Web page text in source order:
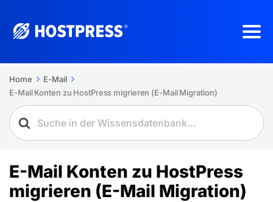
Home
E-Mail
E-Mail Konten zu HostPress migrieren (E-Mail Migration)
E-Mail Konten zu HostPress
migrieren (E-Mail Migration)